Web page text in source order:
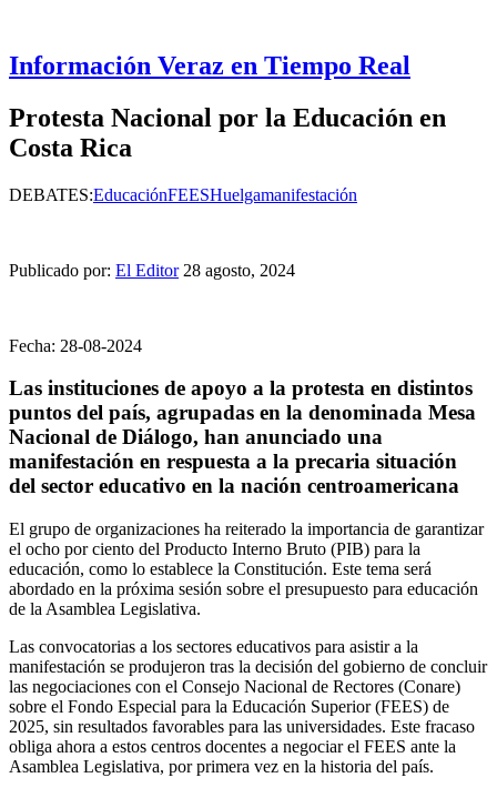
Información Veraz en Tiempo Real
Protesta Nacional por la Educación en
Costa Rica
DEBATES:EducaciónFEESHuelgamanifestación
Publicado por: El Editor 28 agosto, 2024
Fecha: 28-08-2024
Las instituciones de apoyo a la protesta en distintos
puntos del país, agrupadas en la denominada Mesa
Nacional de Diálogo, han anunciado una
manifestación en respuesta a la precaria situación
del sector educativo en la nación centroamericana
El grupo de organizaciones ha reiterado la importancia de garantizar
el ocho por ciento del Producto Interno Bruto (PIB) para la
educación, como lo establece la Constitución. Este tema será
abordado en la próxima sesión sobre el presupuesto para educación
de la Asamblea Legislativa.
Las convocatorias a los sectores educativos para asistir a la
manifestación se produjeron tras la decisión del gobierno de concluir
las negociaciones con el Consejo Nacional de Rectores (Conare)
sobre el Fondo Especial para la Educación Superior (FEES) de
2025, sin resultados favorables para las universidades. Este fracaso
obliga ahora a estos centros docentes a negociar el FEES ante la
Asamblea Legislativa, por primera vez en la historia del país.